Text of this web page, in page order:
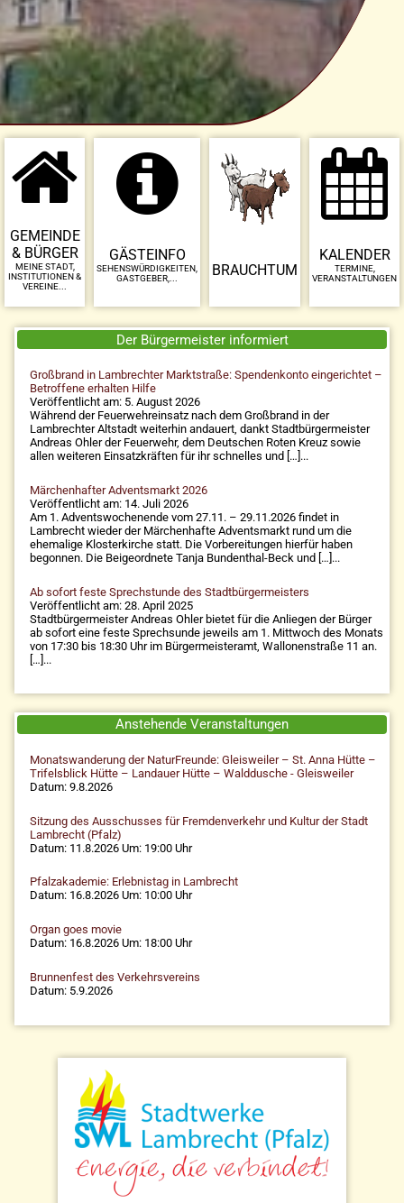
GEMEINDE
& BÜRGER
MEINE STADT,
INSTITUTIONEN &
VEREINE...
GÄSTEINFO
SEHENSWÜRDIGKEITEN,
GASTGEBER,...
BRAUCHTUM
KALENDER
TERMINE,
VERANSTALTUNGEN
Der Bürgermeister informiert
Großbrand in Lambrechter Marktstraße: Spendenkonto eingerichtet –
Betroffene erhalten Hilfe
Veröffentlicht am: 5. August 2026
Während der Feuerwehreinsatz nach dem Großbrand in der
Lambrechter Altstadt weiterhin andauert, dankt Stadtbürgermeister
Andreas Ohler der Feuerwehr, dem Deutschen Roten Kreuz sowie
allen weiteren Einsatzkräften für ihr schnelles und […]...
Märchenhafter Adventsmarkt 2026
Veröffentlicht am: 14. Juli 2026
Am 1. Adventswochenende vom 27.11. – 29.11.2026 findet in
Lambrecht wieder der Märchenhafte Adventsmarkt rund um die
ehemalige Klosterkirche statt. Die Vorbereitungen hierfür haben
begonnen. Die Beigeordnete Tanja Bundenthal-Beck und […]...
Ab sofort feste Sprechstunde des Stadtbürgermeisters
Veröffentlicht am: 28. April 2025
Stadtbürgermeister Andreas Ohler bietet für die Anliegen der Bürger
ab sofort eine feste Sprechsunde jeweils am 1. Mittwoch des Monats
von 17:30 bis 18:30 Uhr im Bürgermeisteramt, Wallonenstraße 11 an.
[…]...
Anstehende Veranstaltungen
Monatswanderung der NaturFreunde: Gleisweiler – St. Anna Hütte –
Trifelsblick Hütte – Landauer Hütte – Walddusche - Gleisweiler
Datum: 9.8.2026
Sitzung des Ausschusses für Fremdenverkehr und Kultur der Stadt
Lambrecht (Pfalz)
Datum: 11.8.2026 Um: 19:00 Uhr
Pfalzakademie: Erlebnistag in Lambrecht
Datum: 16.8.2026 Um: 10:00 Uhr
Organ goes movie
Datum: 16.8.2026 Um: 18:00 Uhr
Brunnenfest des Verkehrsvereins
Datum: 5.9.2026